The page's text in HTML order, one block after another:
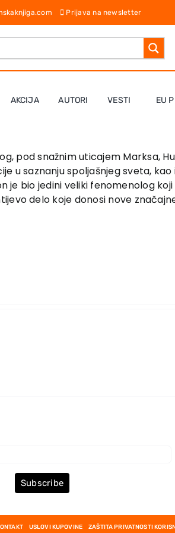
Prijava na newsletter
AKCIJA AUTORI VESTI EU
pod snažnim uticajem Marksa,
u saznanju spoljašnjeg sveta,
je bio jedini veliki fenomenolog
delo koje donosi nove
Subscribe
USLOVI KUPOVINE ZAŠTITA PRIVATNOSTI